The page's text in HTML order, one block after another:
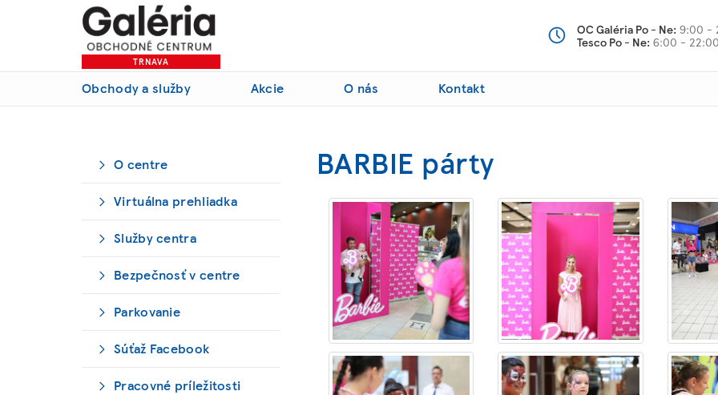
TRNAVA
OC Galéria Po - Ne: 9:00 -
Tesco Po - Ne: 6:00 -
Obchody a služby Akcie O nás Kontakt
O centre
Virtuálna prehliadka
Služby centra
Bezpečnosť v centre
Parkovanie
Súťaž Facebook
Pracovné príležitosti
BARBIE párty